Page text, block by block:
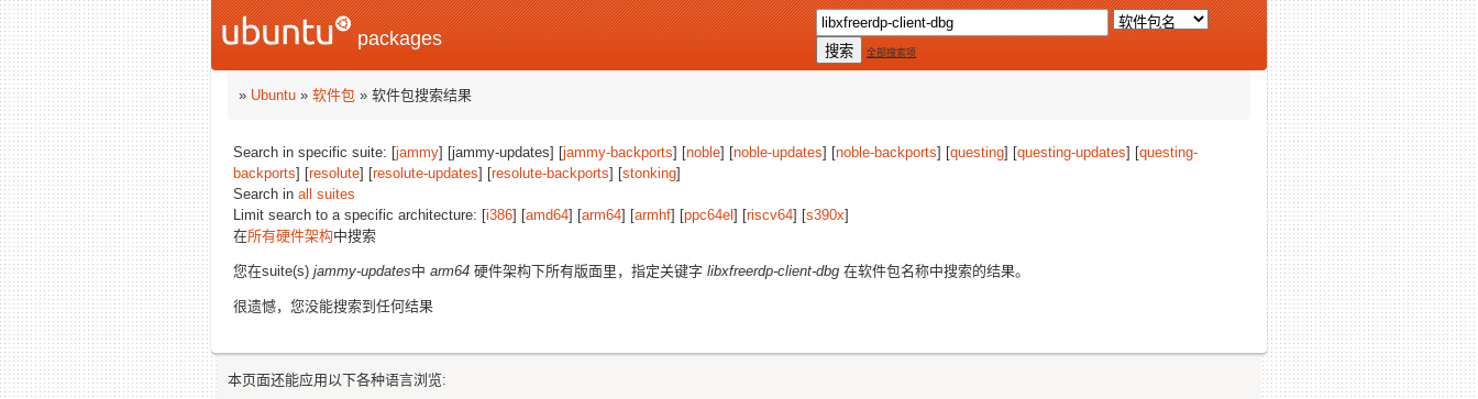
packages
全部搜索项
» Ubuntu » 软件包 » 软件包搜索结果
Search in specific suite: [jammy] [jammy-updates] [jammy-backports] [noble] [noble-updates] [noble-backports] [questing] [questing-updates] [questing-
backports] [resolute] [resolute-updates] [resolute-backports] [stonking]
Search in all suites
Limit search to a specific architecture: [i386] [amd64] [arm64] [armhf] [ppc64el ] [riscv64] [s390x]
在所有硬件架构中搜索
您在suite(s) jammy-updates中 arm64 硬件架构下所有版面里，指定关键字 libxfreerdp-client-dbg 在软件包名称中搜索的结果。
很遗憾，您没能搜索到任何结果
本页面还能应用以下各种语言浏览: